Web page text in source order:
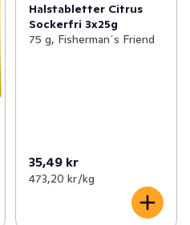
Halstabletter Citrus
Sockerfri 3x25g
75 g, Fisherman´s Friend
35,49 kr
473,20 kr /kg